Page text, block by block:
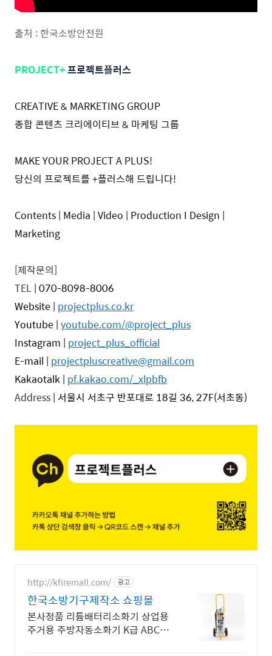
출처 : 한국소방안전원
PROJECT+프로젝트플러스
CREATIVE & MARKETING GROUP
종합 콘텐츠 크리에이티브 & 마케팅 그룹
MAKE YOUR PROJECT A PLUS!
당신의 프로젝트를 +플러스해 드립니다!
Contents | Media | Video | Production I Design |
Marketing
[제작문의]
TEL | 070-8098-8006
Website | projectplus.co.kr
Youtube | youtube.com/@project_plus
Instagram | project_plus_official
E-mail | projectpluscreative@gmail.com
Kakaotalk | pf.kakao.com/_xlpbfb
Address | 서울시 서초구 반포대로 18길 36, 27F(서초동)
http://kfiremall.com/ 광고
한국소방기구제작소 쇼핑몰
본사정품 리튬배터리소화기 상업용
주거용 주방자동소화기 K급 ABC분